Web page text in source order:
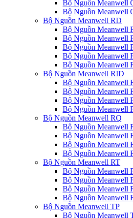
Bộ Nguồn Meanwell
Bộ Nguồn Meanwell
Bộ Nguồn Meanwell RD
Bộ Nguồn Meanwell
Bộ Nguồn Meanwell
Bộ Nguồn Meanwell
Bộ Nguồn Meanwell
Bộ Nguồn Meanwell
Bộ Nguồn Meanwell RID
Bộ Nguồn Meanwell
Bộ Nguồn Meanwell
Bộ Nguồn Meanwell
Bộ Nguồn Meanwell
Bộ Nguồn Meanwell RQ
Bộ Nguồn Meanwell
Bộ Nguồn Meanwell
Bộ Nguồn Meanwell
Bộ Nguồn Meanwell
Bộ Nguồn Meanwell RT
Bộ Nguồn Meanwell
Bộ Nguồn Meanwell
Bộ Nguồn Meanwell
Bộ Nguồn Meanwell
Bộ Nguồn Meanwell TP
Bộ Nguồn Meanwell